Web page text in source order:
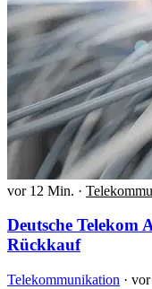
vor 12 Min. ·
Deutsche Telekom
Rückkauf
Telekommunikation ·